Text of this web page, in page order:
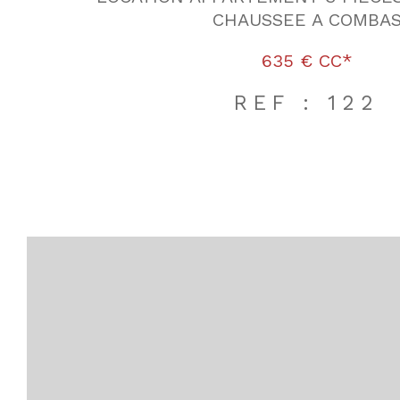
CHAUSSEE A COMBAS
635 € CC*
REF : 122